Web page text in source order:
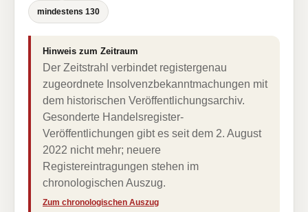
mindestens 130
Hinweis zum Zeitraum
Der Zeitstrahl verbindet registergenau
zugeordnete Insolvenzbekanntmachungen mit
dem historischen Veröffentlichungsarchiv.
Gesonderte Handelsregister-
Veröffentlichungen gibt es seit dem 2. August
2022 nicht mehr; neuere
Registereintragungen stehen im
chronologischen Auszug.
Zum chronologischen Auszug